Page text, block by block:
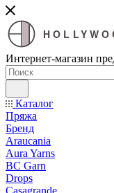
Интернет-магазин
Каталог
Пряжа
Бренд
Araucania
Aura Yarns
BC Garn
Drops
Casagrande